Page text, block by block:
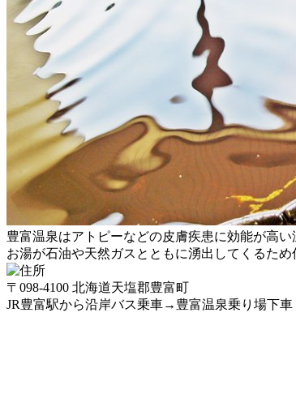
豊富温泉はアトピーなどの皮膚疾患に効能が高
お湯が石油や天然ガスとともに湧出してくるため
〒098-4100 北海道天塩郡豊富町
JR豊富駅から沿岸バス乗車→豊富温泉乗り場下車